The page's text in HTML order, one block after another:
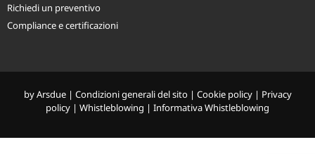
Richiedi un preventivo
Compliance e certificazioni
byArsdue| Condizioni generali del sito| Cookie policy| Privacy
policy | Whistleblowing | Informativa Whistleblowing